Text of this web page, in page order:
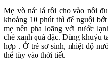
Mẹ vò nát lá rồi cho vào nồi
khoảng 10 phút thì để nguội
mẹ nên pha loãng với nước
chè xanh quá đặc. Dùng khuỷu
hợp . Ở trẻ sơ sinh, nhiệt độ
thể tùy vào thời tiết.